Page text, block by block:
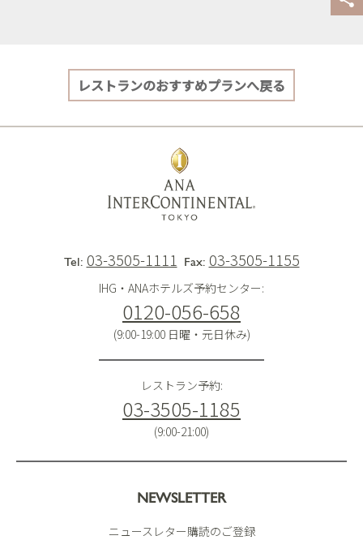
レストランのおすすめプランへ戻る
Tel: 03-3505-1111 Fax: 03-3505-1155
IHG・ANAホテルズ予約センター:
0120-056-658
(9:00-19:00 日曜・元日休み)
レストラン予約:
03-3505-1185
(9:00-21:00)
NEWSLETTER
ニュースレター購読のご登録